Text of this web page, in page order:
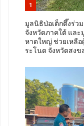
1
มูลนิธิป่อเต็กตึ๊งร่ว
จังหวัดภาคใต้ แล
หาดใหญ่ ช่วยเหลื
ระโนด จังหวัดสงข